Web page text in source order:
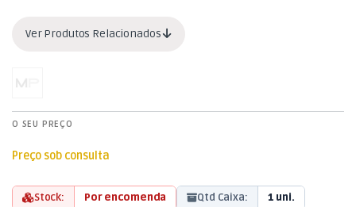
Ver Produtos Relacionados
O SEU PREÇO
Preço sob consulta
Stock: Por encomenda Qtd Caixa: 1 uni.